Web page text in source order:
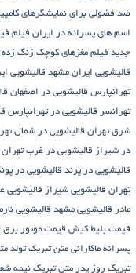
ضد فضولی برای نمایشگرهای
اسم های پسرانه در ایران فیلم
جدید فیلم مغزهای کوچک زنگ زده
قالیشویی ایران مشهد قالیشویی
تهرانپارس قالیشویی در اصفهان
تهرانسر قالیشویی در تهرانپارس
شرق تهران قالیشویی در شمال
در شیراز قالیشویی در غرب تهران
قالیشویی در پرند قالیشویی در
تهران قالیشویی شیراز قالیشویی
مادر قالیشویی مشهد قالیشویی
قیمت بلیط کیش قیمت موتور برق
پسرانه ماکارانی متن تبریک تولد
تبریک روز پدر متن تبریک نیمه